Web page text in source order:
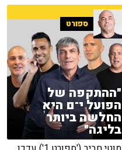
ספורט
"ההתקפה של
הפועל י־ם היא
החלשה ביותר
בליגה"